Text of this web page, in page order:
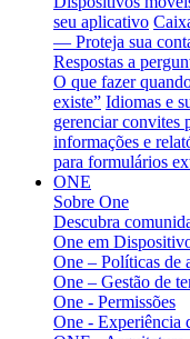
seu aplicativo
— Proteja sua
Respostas a
O que fazer
existe” Idiomas e
gerenciar convites
informações e
para formulários
ONE
Sobre One
Descubra
One em
One – Políticas de
One – Gestão de
One - Permissões
One - Experiência